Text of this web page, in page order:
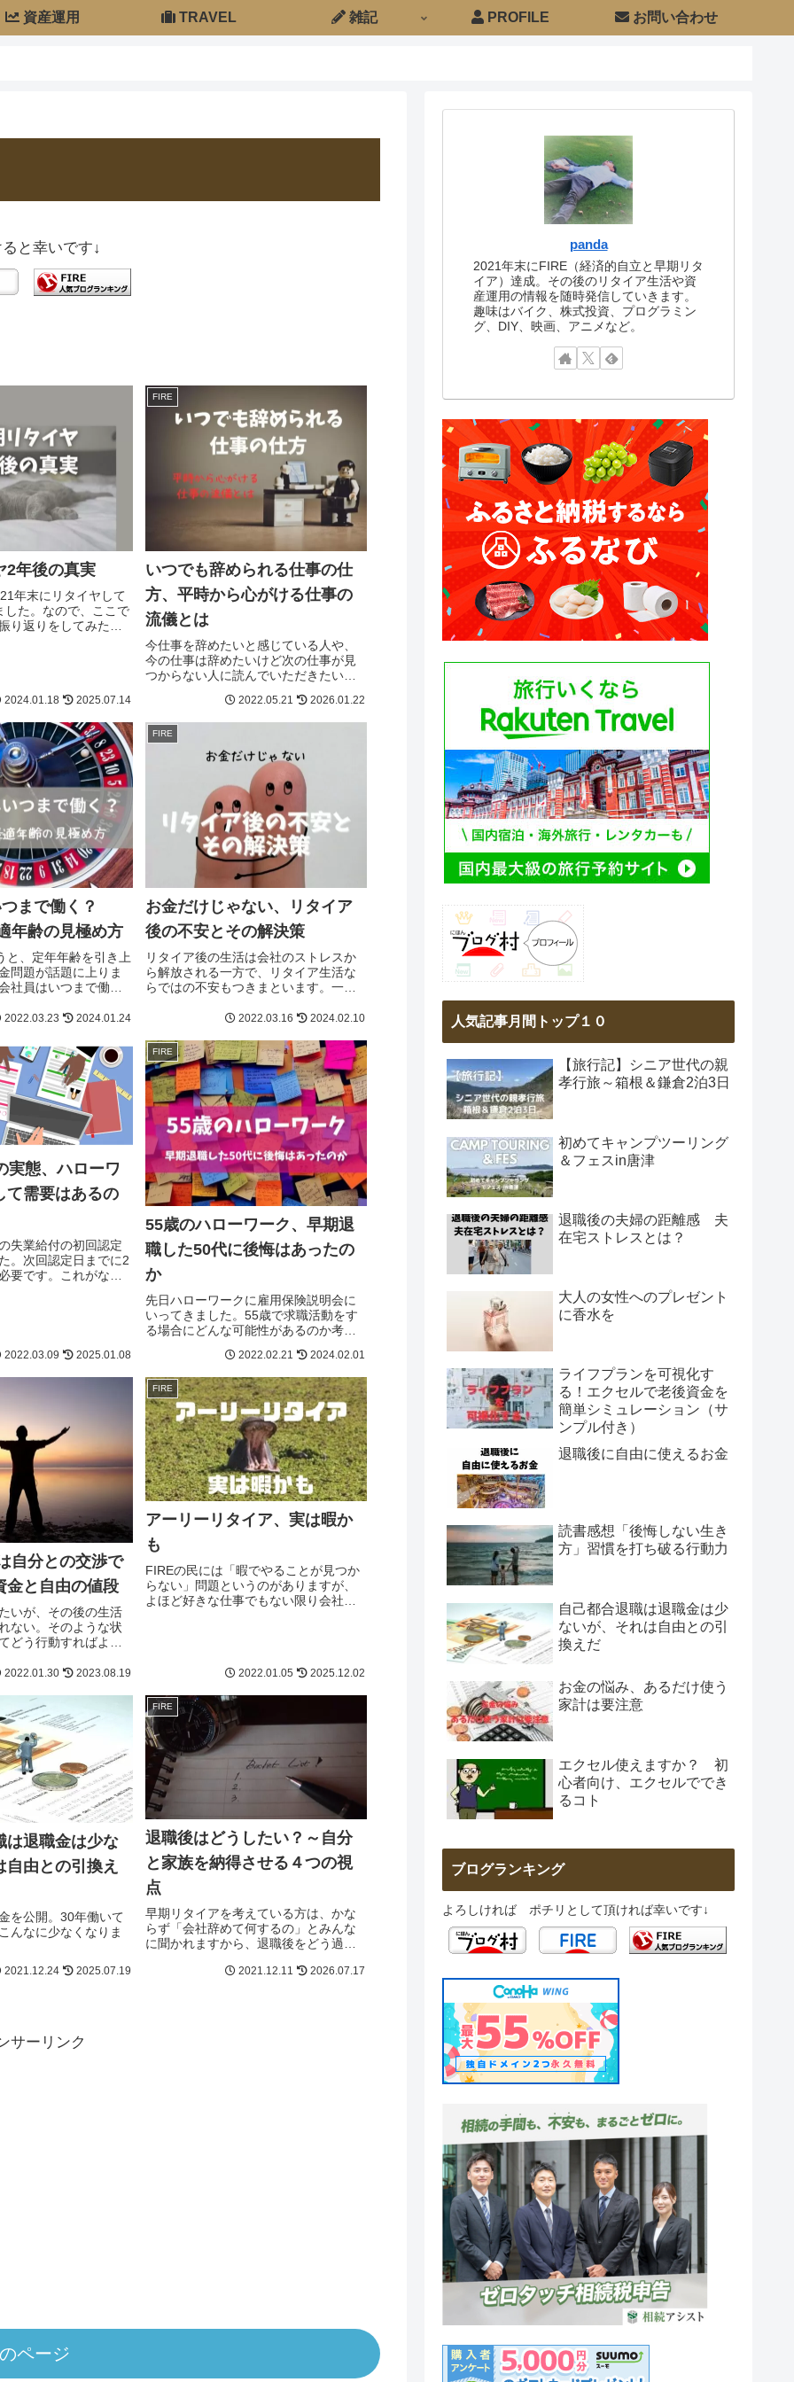
資産運用 TRAVEL 雑記 PROFILE お問い合わせ
と幸いです↓
2年後の真実
年末にリタイヤして
した。なので、ここで
り返りをしてみたい
2024.01.18 2025.07.14
FIRE
いつでも辞められる仕事の仕
方、平時から心がける仕事の
流儀とは
今仕事を辞めたいと感じている人や、
今の仕事は辞めたいけど次の仕事が見
つからない人に読んでいただきたい、
辞職を決断するポイントやそれまでに
やっておくべき事を考えます。また、
いつその時が来てもよいように、日ご
ろから準備しておきたい点や心がけに
ついても。
2022.05.21 2026.01.22
まで働く？
年齢の見極め方
と、定年年齢を引き上
問題が話題に上りま
社員はいつまで働く
金問題、いつまで健
不足や将来の不確実
。
2022.03.23 2024.01.24
FIRE
お金だけじゃない、リタイア
後の不安とその解決策
リタイア後の生活は会社のストレスか
ら解放される一方で、リタイア生活な
らではの不安もつきまといます。一番
ば住居費や光熱費などの生活費、税金
時に預貯金を取り崩す時の不安感。
2022.03.16 2024.02.10
実態、ハローワ
て需要はあるの
失業給付の初回認定
。次回認定日までに2
要です。これがない
2022.03.09 2025.01.08
FIRE
55歳のハローワーク、早期退
職した50代に後悔はあったの
か
先日ハローワークに雇用保険説明会に
いってきました。55歳で求職活動をす
る場合にどんな可能性があるのか考え
2022.02.21 2024.02.01
自分との交渉で
金と自由の値段
いが、その後の生活
ない。そのような状
どう行動すればよい
の値段をどう見積も
2022.01.30 2023.08.19
FIRE
アーリーリタイア、実は暇か
も
FIREの民には「暇でやることが見つか
らない」問題というのがありますが、
よほど好きな仕事でもない限り会社勤
2022.01.05 2025.12.02
は退職金は少な
自由との引換え
を公開。30年働いて
んなに少なくなりま
2021.12.24 2025.07.19
FIRE
退職後はどうしたい？～自分
と家族を納得させる４つの視
点
早期リタイアを考えている方は、かな
らず「会社辞めて何するの」とみんな
に聞かれますから、退職後をどう過ご
pandaがどのようにして家族の理解を得
2021.12.11 2026.07.17
サーリンク
ページ
panda
2021年末にFIRE（経済的自立と早期リタ
イア）達成。その後のリタイア生活や資
産運用の情報を随時発信していきます。
趣味はバイク、株式投資、プログラミン
グ、DIY、映画、アニメなど。
人気記事月間トップ１０
【旅行記】シニア世代の親
孝行旅～箱根＆鎌倉2泊3日
初めてキャンプツーリング
＆フェスin唐津
退職後の夫婦の距離感 夫
在宅ストレスとは？
大人の女性へのプレゼント
に香水を
ライフプランを可視化す
る！エクセルで老後資金を
簡単シミュレーション（サ
ンプル付き）
退職後に自由に使えるお金
読書感想「後悔しない生き
方」習慣を打ち破る行動力
自己都合退職は退職金は少
ないが、それは自由との引
換えだ
お金の悩み、あるだけ使う
家計は要注意
エクセル使えますか？ 初
心者向け、エクセルででき
るコト
ブログランキング
よろしければ ポチリとして頂ければ幸いです↓